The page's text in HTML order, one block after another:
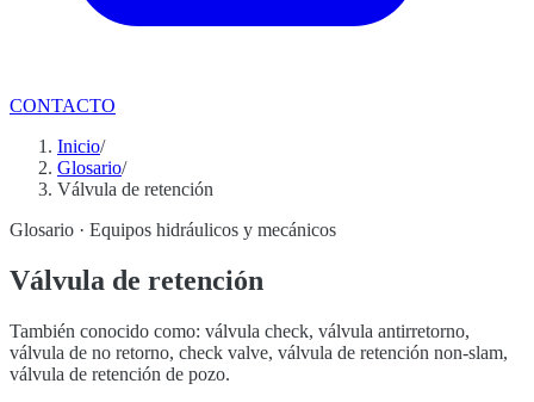
CONTACTO
Inicio/
Glosario/
Válvula de retención
Glosario · Equipos hidráulicos y mecánicos
Válvula de retención
También conocido como: válvula check, válvula antirretorno,
válvula de no retorno, check valve, válvula de retención non-slam,
válvula de retención de pozo.